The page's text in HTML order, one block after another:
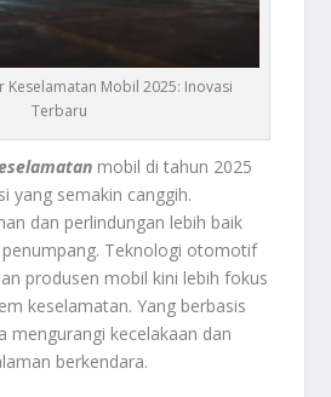
Keselamatan Mobil 2025: Inovasi
Terbaru
mobil di tahun 2025
yang semakin canggih.
dan perlindungan lebih baik
Teknologi otomotif
produsen mobil kini lebih fokus
keselamatan. Yang berbasis
mengurangi kecelakaan dan
berkendara.